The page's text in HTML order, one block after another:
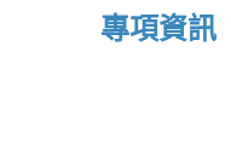
專項資訊